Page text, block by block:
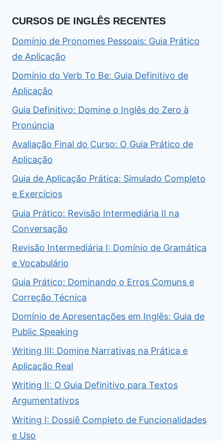
CURSOS DE INGLÊS RECENTES
Domínio de Pronomes Pessoais: Guia Prático
de Aplicação
Domínio do Verb To Be: Guia Definitivo de
Aplicação
Guia Definitivo: Domine o Inglês do Zero à
Pronúncia
Avaliação Final do Curso: O Guia Prático de
Aplicação
Guia de Aplicação Prática: Simulado Completo
e Exercícios
Guia Prático: Revisão Intermediária II na
Conversação
Revisão Intermediária I: Domínio de Gramática
e Vocabulário
Guia Prático: Dominando o Erros Comuns e
Correção Técnica
Domínio de Apresentações em Inglês: Guia de
Public Speaking
Writing III: Domine Narrativas na Prática e
Aplicação Real
Writing II: O Guia Definitivo para Textos
Argumentativos
Writing I: Dossiê Completo de Funcionalidades
e Uso